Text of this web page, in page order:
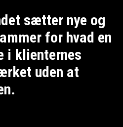
sætter nye og
for hvad en
i klienternes
uden at